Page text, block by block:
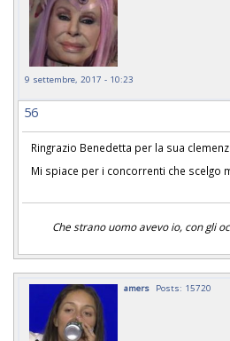
9 settembre, 2017 - 10:23
56
Ringrazio Benedetta per la sua
Mi spiace per i concorrenti che scelgo
Che strano uomo avevo io, con gli
amers Posts: 15720